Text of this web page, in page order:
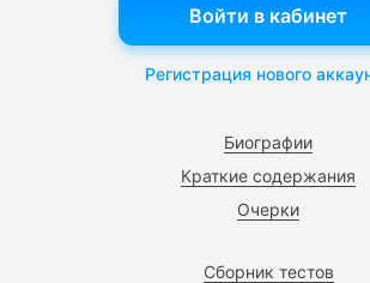
Биографии
Краткие содержания
Очерки
Сборник тестов
Войти в кабинет
Регистрация нового